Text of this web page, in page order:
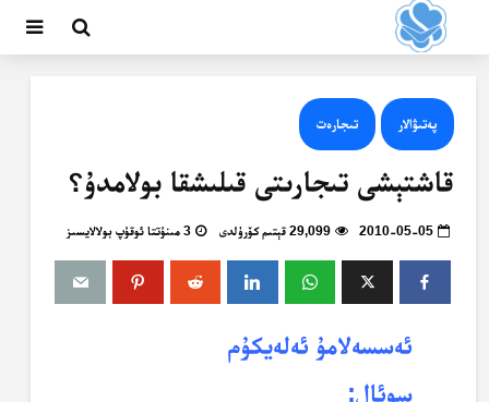
پەتىۋالار تىجارەت
قاشتېشى تىجارىتى قىلىشقا بولامدۇ؟
2010-05-05 29,099 قېتىم كۆرۈلدى 3 مىنۇتتا ئوقۇپ بولالايسىز
ئەسسەلامۇ ئەلەيكۇم
سوئال: